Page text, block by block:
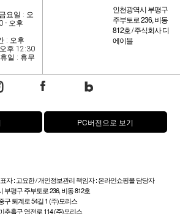
요일 : 오
- 오후
: 오후
후 12:30
일 : 휴무
인천광역시 부평구
주부토로 236, 비동
812호 / 주식회사 디
에이블
PC버전으로 보기
자 : 고요한 / 개인정보관리 책임자 : 온라인쇼핑몰 담당자
부평구 주부토로 236, 비동 812호
퇴계로 54길 1 (주)모리스
홀구 염전로 114 (주)모리스